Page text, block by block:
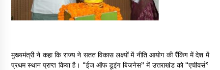
मुख्यमंत्री ने कहा कि राज्य ने सतत विकास लक्ष्यों में नीति आयोग की रैंकिंग में देश में
प्रथम स्थान प्राप्त किया है। “ईज ऑफ डूइंग बिजनेस” में उत्तराखंड को “एचीवर्स”